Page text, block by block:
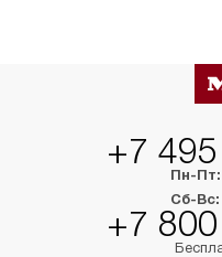
+7
Пн-Пт:
Сб-Вс:
+7